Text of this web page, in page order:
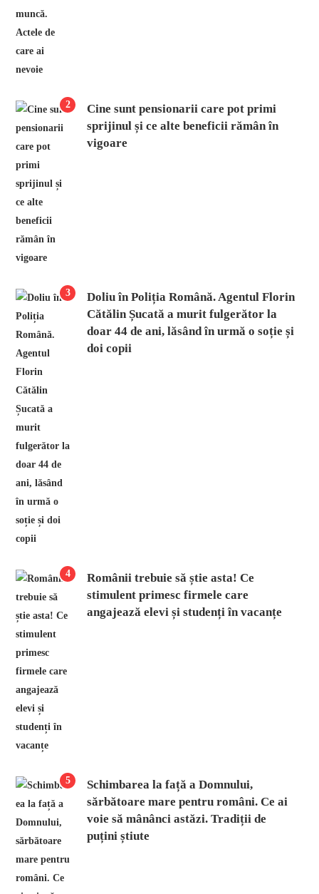
2
Cine sunt pensionarii care pot primi
sprijinul și ce alte beneficii rămân în
vigoare
3
Doliu în Poliția Română. Agentul Florin
Cătălin Șucată a murit fulgerător la
doar 44 de ani, lăsând în urmă o soție și
doi copii
4
Românii trebuie să știe asta! Ce
stimulent primesc firmele care
angajează elevi și studenți în vacanțe
5
Schimbarea la față a Domnului,
sărbătoare mare pentru români. Ce ai
voie să mânânci astăzi. Tradiții de
puțini știute